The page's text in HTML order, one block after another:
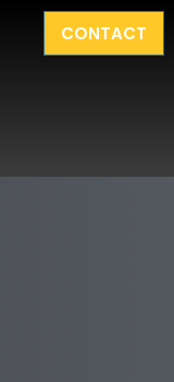
CONTACT